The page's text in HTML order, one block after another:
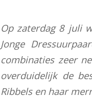
Op zaterdag 8 juli
Jonge
combinaties zeer
overduidelijk de
Ribbels en haar